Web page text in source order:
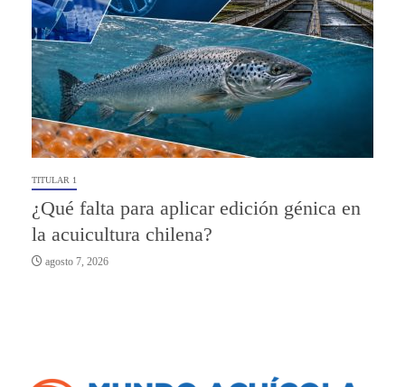
TITULAR 1
¿Qué falta para aplicar edición génica en
la acuicultura chilena?
agosto 7, 2026